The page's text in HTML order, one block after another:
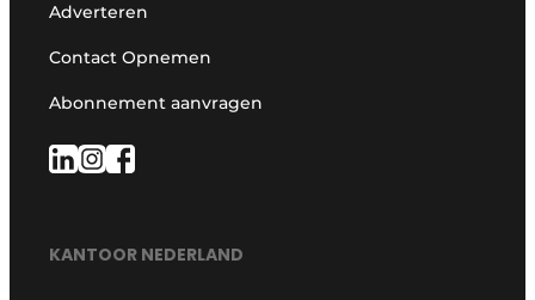
Adverteren
Contact Opnemen
Abonnement aanvragen
KANTOOR NEDERLAND